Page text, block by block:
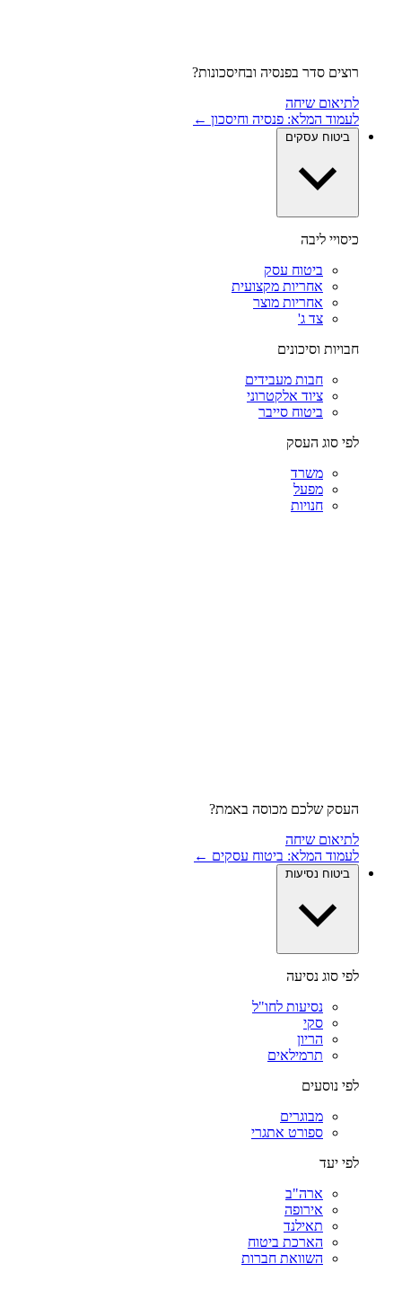
רוצים סדר בפנסיה ובחיסכונות?
לתיאום שיחה
לעמוד המלא: פנסיה וחיסכון ←
ביטוח עסקים
כיסויי ליבה
ביטוח עסק
אחריות מקצועית
אחריות מוצר
צד ג'
חבויות וסיכונים
חבות מעבידים
ציוד אלקטרוני
ביטוח סייבר
לפי סוג העסק
משרד
מפעל
חנויות
העסק שלכם מכוסה באמת?
לתיאום שיחה
לעמוד המלא: ביטוח עסקים ←
ביטוח נסיעות
לפי סוג נסיעה
נסיעות לחו"ל
סקי
הריון
תרמילאים
לפי נוסעים
מבוגרים
ספורט אתגרי
לפי יעד
ארה"ב
אירופה
תאילנד
הארכת ביטוח
השוואת חברות